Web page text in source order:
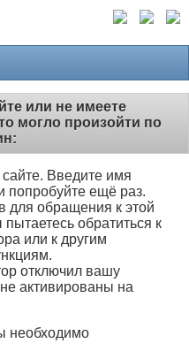
или не имеете
могло произойти по
Введите имя
попробуйте ещё раз.
для обращения к этой
обратиться к
или к другим
отключил вашу
активированы на
необходимо